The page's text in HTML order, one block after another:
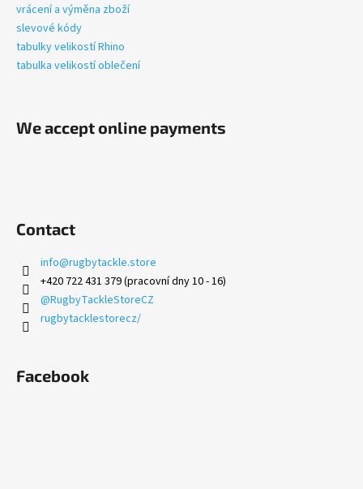
vrácení a výměna zboží
slevové kódy
tabulky velikostí Rhino
tabulka velikostí oblečení
We accept online payments
Contact
info@rugbytackle.store
+420 722 431 379 (pracovní dny 10 - 16)
@RugbyTackleStoreCZ
rugbytacklestorecz/
Facebook